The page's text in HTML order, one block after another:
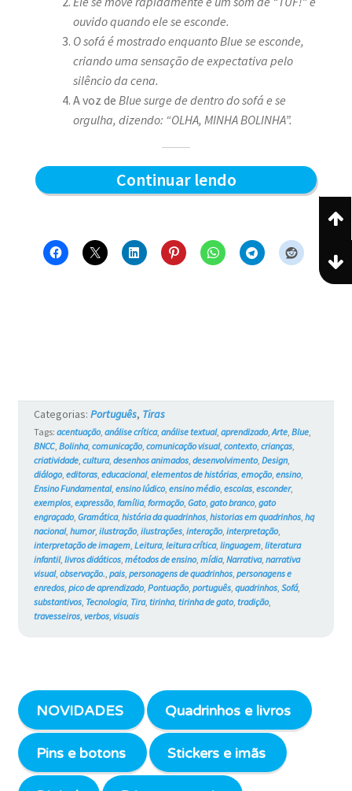
ouvido quando ele se esconde.
O sofá é mostrado enquanto Blue se esconde,
criando uma sensação de expectativa pelo
silêncio da cena.
A voz de Blue surge de dentro do sofá e se
orgulha, dizendo: “OLHA, MINHA BOLINHA”.
Continuar lendoEscondido
–
#743
Categorias: Português, Tiras
Tags: acentuação, análise crítica, análise textual, aprendizado, Arte, Blue,
BNCC, Bolinha, comunicação, comunicação visual, contexto, crianças,
criatividade, cultura, desenhos animados, desenvolvimento, Design,
diálogo, editoras, educacional, elementos de histórias, emoção, ensino,
Ensino Fundamental, ensino lúdico, ensino médio, escolas, esconder,
exemplos, expressão, família, formação, Gato, gato branco, gato
engraçado, Gramática, história da quadrinhos, historias em quadrinhos, hq
nacional, humor, ilustração, ilustrações, interação, interpretação,
interpretação de imagem, Leitura, leitura crítica, linguagem, literatura
infantil, livros didáticos, métodos de ensino, mídia, Narrativa, narrativa
visual, observação. pais, personagens de quadrinhos, personagens e
enredos, pico de aprendizado, Pontuação, português, quadrinhos, Sofá,
substantivos, Tecnologia, Tira, tirinha, tirinha de gato, tradição,
travesseiros, verbos, visuais
NOVIDADES Quadrinhos e livros
Pins e botons Stickers e imãs